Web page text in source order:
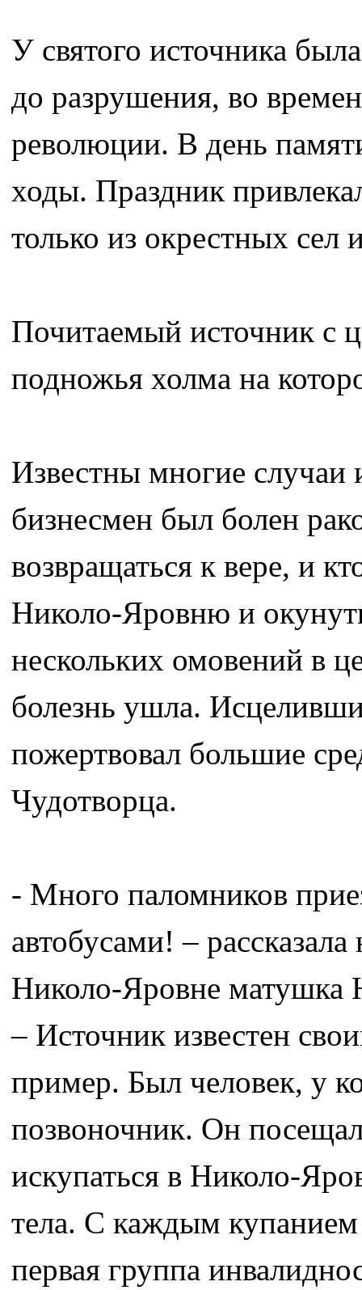
У святого источника
до разрушения, во
революции. В день
ходы. Праздник
только из окрестных сел
Почитаемый источник с
подножья холма на
Известны многие случаи
бизнесмен был болен
возвращаться к вере, и
Николо-Яровню и
нескольких омовений в
болезнь ушла.
пожертвовал большие
Чудотворца.
- Много паломников
автобусами! –
Николо-Яровне матушка
– Источник известен
пример. Был человек, у
позвоночник. Он
искупаться в Николо-
тела. С каждым купанием
первая группа